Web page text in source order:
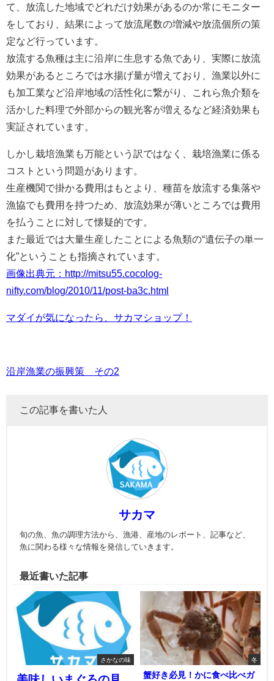
て、放流した地域でどれだけ効果があるのか常にモニター
をしており、結果によって放流尾数の増減や放流個所の策
定など行っています。
放流する魚種は主に沿岸に生息する魚であり、実際に放流
効果があるところでは水揚げ量が増えており、漁業以外に
も加工業など沿岸地域の活性化に繋がり、これら魚介類を
活かした料理で外部からの観光客が増えるなど経済効果も
実証されています。
しかし栽培漁業も万能という訳ではなく、栽培漁業に係る
コストという問題があります。
生産機関で掛かる費用はもとより、種苗を放流する集落や
漁協でも費用を持つため、放流効果が薄いところでは費用
を払うことに対して懐疑的です。
また最近では大量生産したことによる魚類の“遺伝子の単一
化”ということも指摘されています。
画像出典元：http://mitsu55.cocolog-
nifty.com/blog/2010/11/post-ba3c.html
マダイが気になったら、サカマショップ！
沿岸漁業の振興策 その2
この記事を書いた人
サカマ
旬の魚、魚の調理方法から、漁港、産地のレポート、記事など、
魚に関わる様々な情報を発信していきます。
最近書いた記事
さかなの味 冬
蟹好き必見！かに食べ比べガ